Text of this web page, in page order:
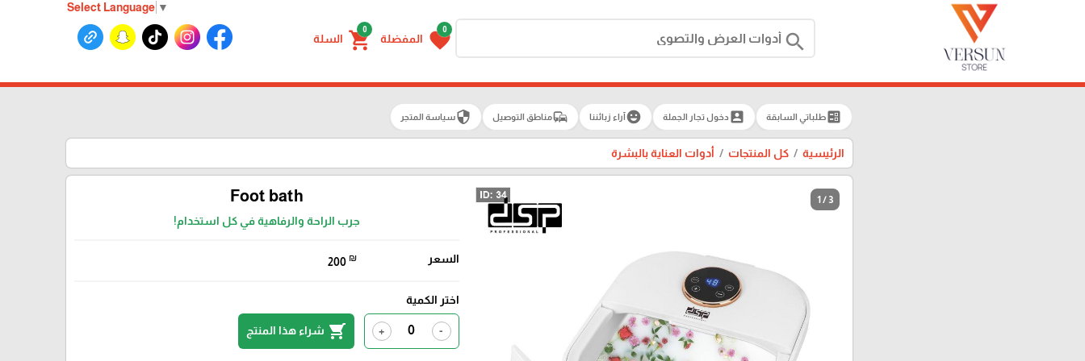
Select Language ▼
search
0
favorite المفضلة
0
shopping_cart السلة
ballotطلباتي السابقة account_box دخول تجار الجملة emoji_emotionsآراء زبائننا commuteمناطق التوصيل securityسياسة المتجر
الرئيسية كل المنتجات أدوات العناية بالبشرة
1 / 3
Foot bath
جرب الراحة والرفاهية في كل استخدام!
السعر 200 ₪
اختر الكمية
-
+
shopping_cart شراء هذا المنتج